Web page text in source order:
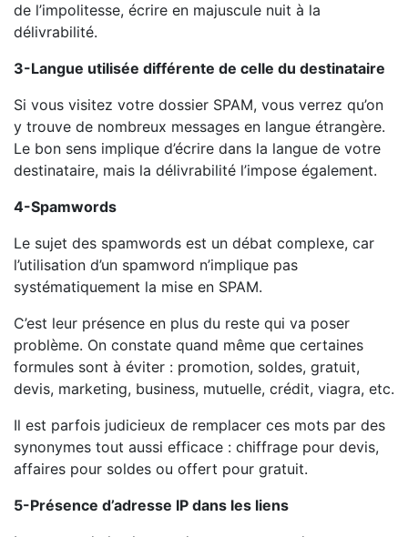
de l’impolitesse, écrire en majuscule nuit à la
délivrabilité.
3-Langue utilisée différente de celle du destinataire
Si vous visitez votre dossier SPAM, vous verrez qu’on
y trouve de nombreux messages en langue étrangère.
Le bon sens implique d’écrire dans la langue de votre
destinataire, mais la délivrabilité l’impose également.
4-Spamwords
Le sujet des spamwords est un débat complexe, car
l’utilisation d’un spamword n’implique pas
systématiquement la mise en SPAM.
C’est leur présence en plus du reste qui va poser
problème. On constate quand même que certaines
formules sont à éviter : promotion, soldes, gratuit,
devis, marketing, business, mutuelle, crédit, viagra, etc.
Il est parfois judicieux de remplacer ces mots par des
synonymes tout aussi efficace : chiffrage pour devis,
affaires pour soldes ou offert pour gratuit.
5-Présence d’adresse IP dans les liens